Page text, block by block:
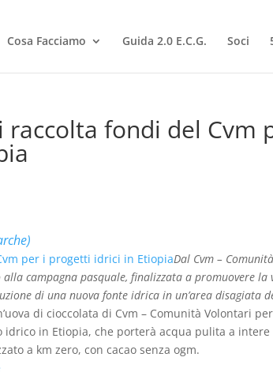
Cosa Facciamo Guida 2.0 E.C.G. Soci
raccolta fondi del Cvm
Dal Cvm –
campagna pasquale, finalizzata a promuovere la
di una nuova fonte idrica in un’area disagiata
di cioccolata di Cvm – Comunità Volontari
in Etiopia, che porterà acqua pulita a
a km zero, con cacao senza ogm.